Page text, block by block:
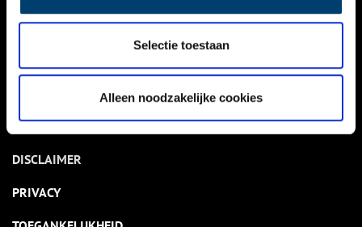
Selectie toestaan
Alleen noodzakelijke cookies
NIEUWSBRIEF
DISCLAIMER
PRIVACY